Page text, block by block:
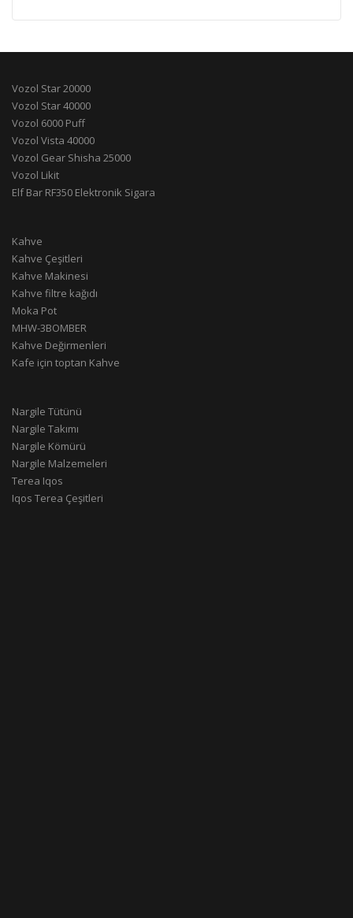
Vozol Star 20000
Vozol Star 40000
Vozol 6000 Puff
Vozol Vista 40000
Vozol Gear Shisha 25000
Vozol Likit
Elf Bar RF350 Elektronik Sigara
Kahve
Kahve Çeşitleri
Kahve Makinesi
Kahve filtre kağıdı
Moka Pot
MHW-3BOMBER
Kahve Değirmenleri
Kafe için toptan Kahve
Nargile Tütünü
Nargile Takımı
Nargile Kömürü
Nargile Malzemeleri
Terea Iqos
Iqos Terea Çeşitleri